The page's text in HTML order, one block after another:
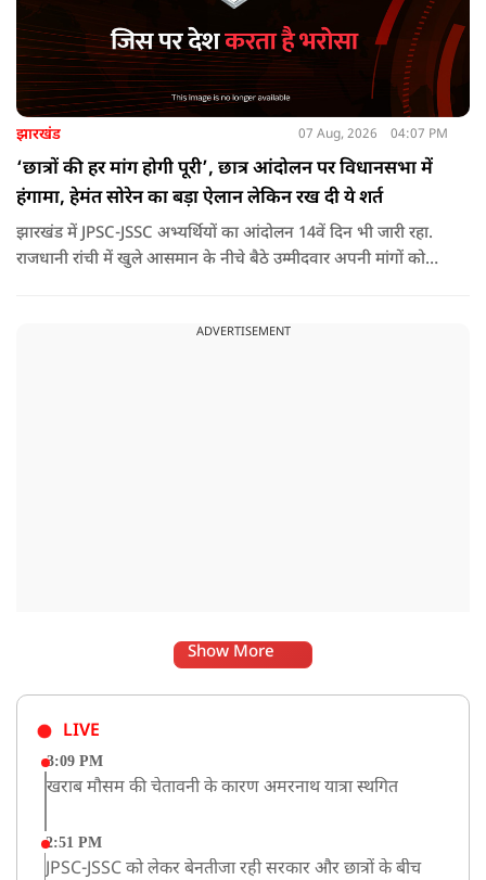
झारखंड 07 Aug, 2026 04:07 PM
‘छात्रों की हर मांग होगी पूरी’, छात्र आंदोलन पर विधानसभा में
हंगामा, हेमंत सोरेन का बड़ा ऐलान लेकिन रख दी ये शर्त
झारखंड में JPSC-JSSC अभ्यर्थियों का आंदोलन 14वें दिन भी जारी रहा.
राजधानी रांची में खुले आसमान के नीचे बैठे उम्मीदवार अपनी मांगों को
ADVERTISEMENT
Show More
LIVE
3:09 PM
खराब मौसम की चेतावनी के कारण अमरनाथ यात्रा स्थगित
2:51 PM
JPSC-JSSC को लेकर बेनतीजा रही सरकार और छात्रों के बीच